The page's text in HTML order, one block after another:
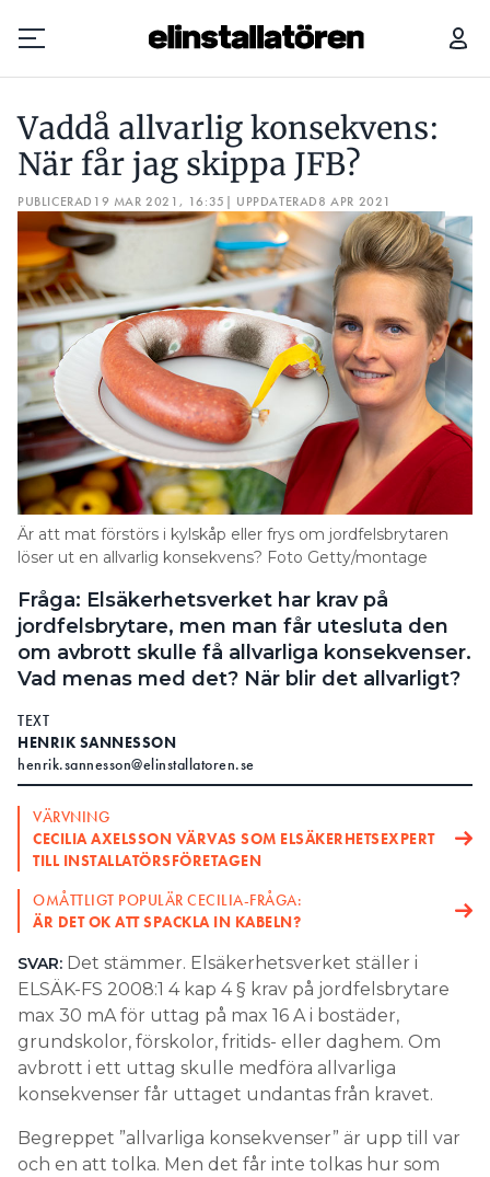
Prenumerera
Hantera prenumeration
Lediga jobb
Annonsera
Läs E-tidningen
Om tidningen
Kontakt
Personuppgifter
Search for:
SEARCH
Vaddå allvarlig konsekvens:
När får jag skippa JFB?
PUBLICERAD 19 MAR 2021, 16:35 | UPPDATERAD8 APR 2021
Är att mat förstörs i kylskåp eller frys om jordfelsbrytaren
löser ut en allvarlig konsekvens? Foto Getty/montage
Fråga: Elsäkerhetsverket har krav på
jordfelsbrytare, men man får utesluta den
om avbrott skulle få allvarliga konsekvenser.
Vad menas med det? När blir det allvarligt?
TEXT
HENRIK SANNESSON
henrik.sannesson@elinstallatoren.se
VÄRVNING
CECILIA AXELSSON VÄRVAS SOM ELSÄKERHETSEXPERT
TILL INSTALLATÖRSFÖRETAGEN
OMÅTTLIGT POPULÄR CECILIA-FRÅGA:
ÄR DET OK ATT SPACKLA IN KABELN?
SVAR: Det stämmer. Elsäkerhetsverket ställer i
ELSÄK-FS 2008:1 4 kap 4 § krav på jordfelsbrytare
max 30 mA för uttag på max 16 A i bostäder,
grundskolor, förskolor, fritids- eller daghem. Om
avbrott i ett uttag skulle medföra allvarliga
konsekvenser får uttaget undantas från kravet.
Begreppet ”allvarliga konsekvenser” är upp till var
och en att tolka. Men det får inte tolkas hur som